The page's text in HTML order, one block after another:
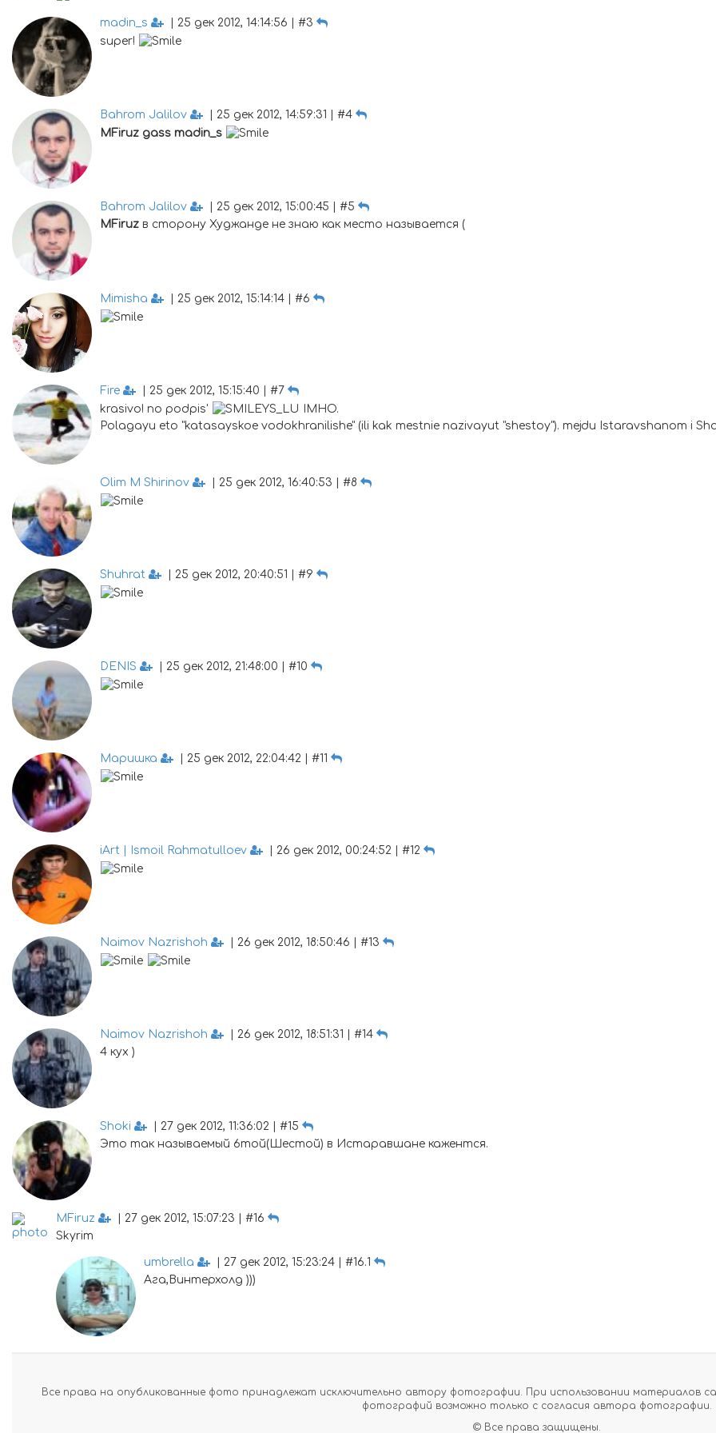
madin_s
| 25 дек 2012, 14:14:56 | #3
super!
Bahrom Jalilov
| 25 дек 2012, 14:59:31 | #4
MFiruz gass madin_s
Bahrom Jalilov
| 25 дек 2012, 15:00:45 | #5
MFiruz в сторону Худжанде не знаю как место называется (
Mimisha | 25 дек 2012, 15:14:14 | #6
Fire
| 25 дек 2012, 15:15:40 | #7
krasivo! no podpis'
IMHO.
Polagayu eto "katasayskoe vodokhranilishe" (ili kak mestnie nazivayut "shestoy"). mejdu Istaravshanom i
Olim M Shirinov | 25 дек 2012, 16:40:53 | #8
Shuhrat | 25 дек 2012, 20:40:51 | #9
DENIS | 25 дек 2012, 21:48:00 | #10
Маришка | 25 дек 2012, 22:04:42 | #11
iArt | Ismoil Rahmatulloev | 26 дек 2012, 00:24:52 | #12
Naimov Nazrishoh | 26 дек 2012, 18:50:46 | #13
Naimov Nazrishoh
| 26 дек 2012, 18:51:31 | #14
4 кух )
Shoki
| 27 дек 2012, 11:36:02 | #15
Это так называемый 6той(Шестой) в Истаравшане кажентся.
MFiruz
| 27 дек 2012, 15:07:23 | #16
Skyrim
umbrella
| 27 дек 2012, 15:23:24 | #16.1
Ага,Винтерхолд )))
Все права на опубликованные фото принадлежат исключительно автору фотографии. При использовании материалов
фотографий возможно только с согласия автора фотографии.
© Все права защищены.